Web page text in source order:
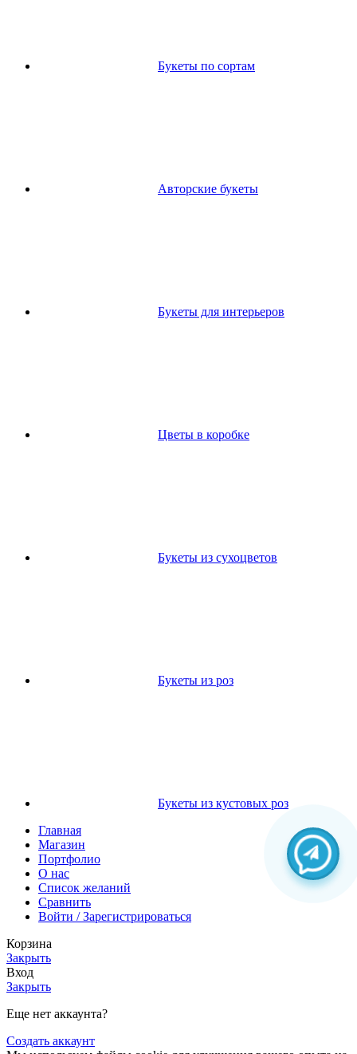
Букеты по сортам
Авторские букеты
Букеты для интерьеров
Цветы в коробке
Букеты из сухоцветов
Букеты из роз
Букеты из кустовых роз
Главная
Магазин
Портфолио
О нас
Список желаний
Сравнить
Войти / Зарегистрироваться
Корзина
Закрыть
Вход
Закрыть
Еще нет аккаунта?
Создать аккаунт